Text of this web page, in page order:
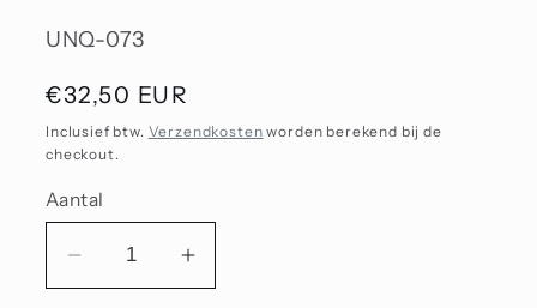
SKU:
UNQ-073
Normale
prijs
€32,50 EUR
Inclusief btw. Verzendkosten worden berekend bij de
checkout.
Aantal
Aantal
Aantal